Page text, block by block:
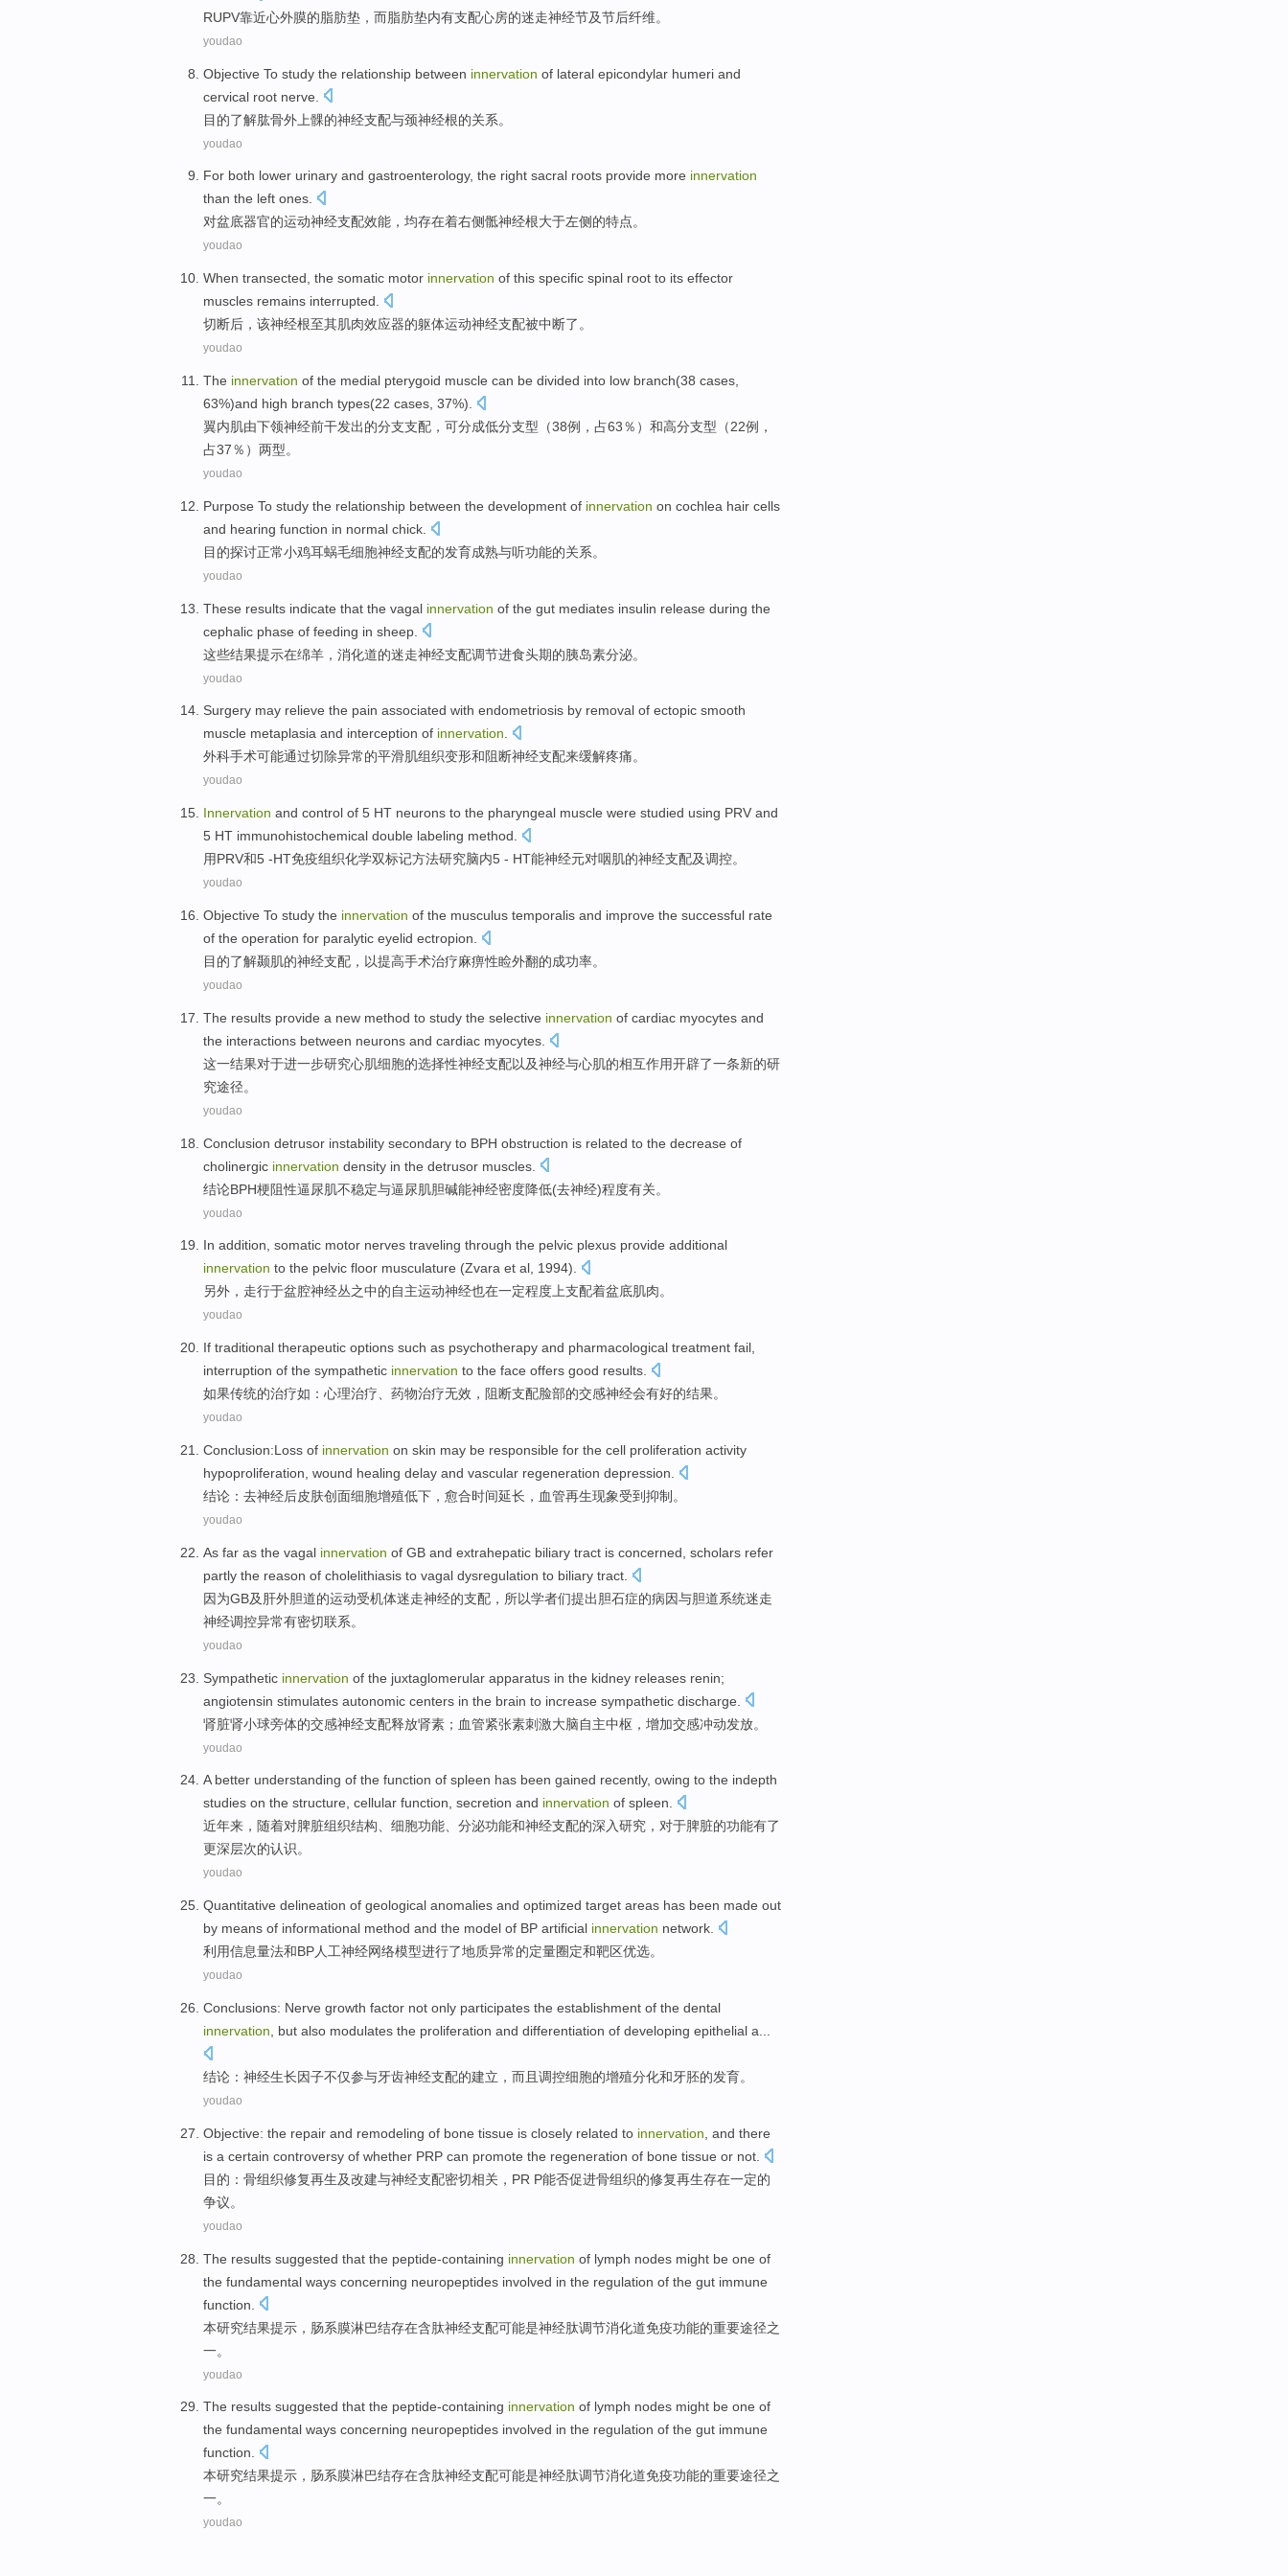
RUPV靠近心外膜的脂肪垫 ，而脂肪垫内有支配心房的迷走神经节及节后纤维。
youdao
Objective To study the relationship between innervation of lateral epicondylar humeri and
cervical root nerve
目的了解肱骨外上髁的神经支配与颈神经根的关系。
youdao
For both lower urinary and gastroenterology, the right sacral roots provide more innervation
than the left ones.
对盆底器官的运动神经支配效能，均存在着右侧骶神经根大于左侧 的特点。
youdao
When transected the somatic motor innervation of this specific spinal root to its effector
muscles remains interrupted
切断后 ， 该神经根至其肌肉效应器的躯体运动神经支配被中断了。
youdao
The innervation of the medial pterygoid muscle can be divided into low branch(38 cases
63%)and high branch types(22 cases , 37%).
翼内肌由下领神经前干发出的分支支配， 可分成低分支型 （38例 ，占63％） 和高分支型（22例，
占37％）两型。
youdao
Purpose To study the relationship between the development of innervation on cochlea hair cells
and hearing function in normal chick
目的探讨正常小鸡耳蜗毛细胞神经支配的发育成熟与听功能的关系。
youdao
These results indicate that the vagal innervation of the gut mediates insulin release during the
cephalic phase of feeding in sheep
这些结果提示在绵羊， 消化道的迷走神经支配调节进食头期的胰岛素分泌。
youdao
Surgery may relieve the pain associated with endometriosis by removal of ectopic smooth
muscle metaplasia and interception of innervation.
外科手术可能通过切除异常的平滑肌组织变形和阻断神经支配来缓解疼痛。
youdao
Innervation and control of 5 HT neurons to the pharyngeal muscle were studied using PRV and
5 HT immunohistochemical double labeling method
用PRV和5 -HT免疫组织化学双标记方法研究脑内5 - HT能神经元对咽 肌的神经支配及调控。
youdao
Objective To study the innervation of the musculus temporalis and improve the successful rate
of the operation for paralytic eyelid ectropion
目的了解颞肌的神经支配 ， 以提高手术治疗麻痹性睑外翻的成功率。
youdao
The results provide a new method to study the selective innervation of cardiac myocytes and
the interactions between neurons and cardiac myocytes.
这一结果对于进一步研究心肌细胞的选择性神经支配以及神经与心肌的相互作用开辟了一条新的研
究途径。
youdao
Conclusion detrusor instability secondary to BPH obstruction is related to the decrease of
cholinergic innervation density in the detrusor muscles.
结论BPH梗阻性逼尿肌不稳定与逼尿肌胆碱能神经密度降低(去神经)程度有关。
youdao
In addition, somatic motor nerves traveling through the pelvic plexus provide additional
innervation to the pelvic floor musculature (Zvara et al, 1994).
另外 ，走行于盆腔神经丛之中的自主运动神经也在一定程度上支配着盆底肌肉。
youdao
If traditional therapeutic options such as psychotherapy and pharmacological treatment fail
interruption of the sympathetic innervation to the face offers good results
如果传统的治疗如 ： 心理治疗 药物治疗无效 ， 阻断支配脸部的交感神经会有好的结果。
youdao
Conclusion:Loss of innervation on skin may be responsible for the cell proliferation activity
hypoproliferation wound healing delay and vascular regeneration depression
结论 ：去神经后皮肤创面细胞增殖低下 ， 愈合时间延长 ， 血管再生现象受到抑制 。
youdao
As far as the vagal innervation of GB and extrahepatic biliary tract is concerned, scholars refer
partly the reason of cholelithiasis to vagal dysregulation to biliary tract.
因为GB及 肝外胆道的运动受机体迷走神经的支配 ，所以学者们提出 胆石症的病因与胆道系统迷走
神经调控异常有密切联系。
youdao
Sympathetic innervation of the juxtaglomerular apparatus in the kidney releases renin;
angiotensin stimulates autonomic centers in the brain to increase sympathetic discharge.
肾脏肾小球旁体的交感神经支配释放肾素 ；血管紧张素刺激大脑自主中枢 ， 增加交感冲动发放。
youdao
A better understanding of the function of spleen has been gained recently, owing to the indepth
studies on the structure, cellular function, secretion and innervation of spleen.
近年来 ， 随着对脾脏组织结构、 细胞功能、 分泌功能和神经支配的深入研究 ，对于脾脏的功能有了
更深层次的认识。
youdao
Quantitative delineation of geological anomalies and optimized target areas has been made out
by means of informational method and the model of BP artificial innervation network
利用信息量法和BP人工神经网络模型进行了地质异常的定量圈定和靶区优选。
youdao
Conclusions: Nerve growth factor not only participates the establishment of the dental
innervation
but also modulates the proliferation and differentiation of developing epithelial a...
结论 ： 神经生长因子不仅参与牙齿神经支配的建立 ， 而且 调控细胞的增殖分化和牙胚的发育。
youdao
Objective: the repair and remodeling of bone tissue is closely related to innervation , and there
is a certain controversy of whether PRP can promote the regeneration of bone tissue or not.
目的 ： 骨组织修复再生及改建与神经支配密切相关， PR P能否促进骨组织的修复再生存在一定的
争议。
youdao
The results suggested that the peptide-containing innervation of lymph nodes might be one of
the fundamental ways concerning neuropeptides involved in the regulation of the gut immune
function
本研究结果提示 ，肠系膜淋巴结存在含肽神经支配可能是神经肽调节消化道免疫功能的重要途径之
一。
youdao
The results suggested that the peptide-containing innervation of lymph nodes might be one of
the fundamental ways concerning neuropeptides involved in the regulation of the gut immune
function.
本研究结果提示 ，肠系膜淋巴结存在含肽神经支配可能是神经肽调节消化道免疫功能的重要途径之
一。
youdao